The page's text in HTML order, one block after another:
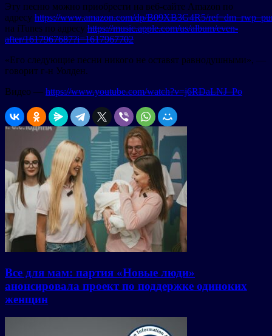
Эту песню можно приобрести на веб-сайте Amazon по
адресу https://www.amazon.com/dp/B09XB3G4R5/
на iTunes по адресу https://music.apple.com/us/album/even-
after/1617967687?i=1617967702
«Его следующие песни никого не оставят равнодушными», —
говорит г-н Уолден.
Видео — https://www.youtube.com/watch?v=j6RDaLNJ_Po
Все для мам: партия «Новые люди»
анонсировала проект по поддержке одиноких
женщин